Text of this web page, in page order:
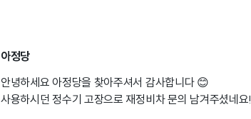
아정당
안녕하세요 아정당을 찾아주셔서 감사합니다 😊
사용하시던 정수기 고장으로 재정비차 문의 남겨주셨네요!